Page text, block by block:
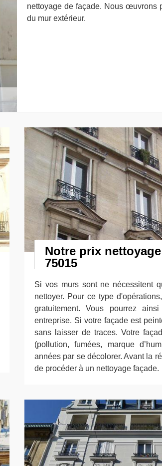
nettoyage de façade. Nous œuvrons
du mur extérieur.
Notre prix
75015
Si vos murs sont ne nécessitent
nettoyer. Pour ce type
gratuitement. Vous pourrez
entreprise. Si votre façade est
sans laisser de traces. Votre
(pollution, fumées, marque
années par se décolorer. Avant la
de procéder à un nettoyage façade.